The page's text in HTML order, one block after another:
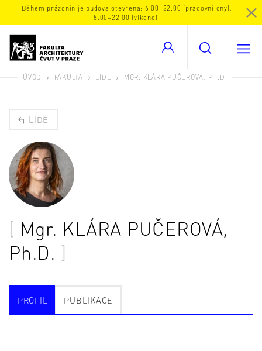
Během prázdnin je budova otevřena: 6.00–22.00 (pracovní dny),
8.00–22.00 (víkend).
ÚVOD FAKULTA LIDÉ MGR. KLÁRA PUČEROVÁ, PH.D.
LIDÉ
Mgr. KLÁRA PUČEROVÁ,
Ph.D.
PROFIL PUBLIKACE